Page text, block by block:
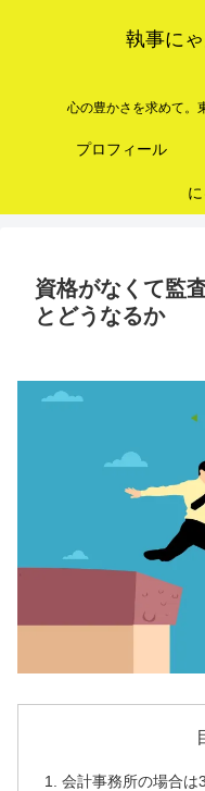
執事に
心の豊かさを求めて。
プロフィール
資格がなくて監
とどうなるか
会計事務所の場合は